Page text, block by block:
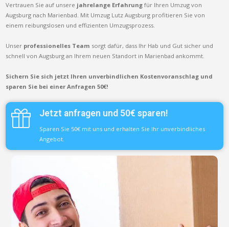
Vertrauen Sie auf unsere jahrelange Erfahrung für Ihren Umzug von
Augsburg nach Marienbad. Mit Umzug Lutz Augsburg profitieren Sie von
einem reibungslosen und effizienten Umzugsprozess.
Unser professionelles Team sorgt dafür, dass Ihr Hab und Gut sicher und
schnell von Augsburg an Ihrem neuen Standort in Marienbad ankommt.
Sichern Sie sich jetzt Ihren unverbindlichen Kostenvoranschlag und
sparen Sie bei einer Anfragen 50€!
Jetzt anfragen und 50€ sparen!
Sparen Sie 50€ mit uns und erhalten Sie Ihr unverbindliches
Angebot.